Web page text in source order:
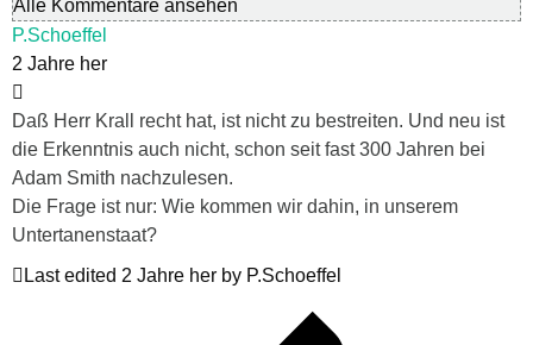
Alle Kommentare ansehen
P.Schoeffel
2 Jahre her
Daß Herr Krall recht hat, ist nicht zu bestreiten. Und neu ist
die Erkenntnis auch nicht, schon seit fast 300 Jahren bei
Adam Smith nachzulesen.
Die Frage ist nur: Wie kommen wir dahin, in unserem
Untertanenstaat?
Last edited 2 Jahre her by P.Schoeffel